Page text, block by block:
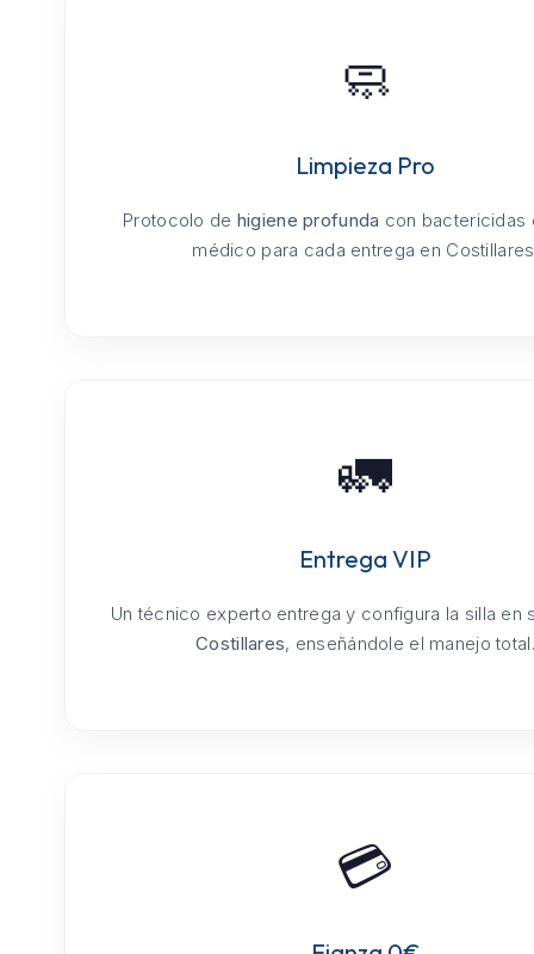
🧼
Limpieza Pro
Protocolo de higiene profunda con bactericidas
médico para cada entrega en
🚛
Entrega VIP
Un técnico experto entrega y configura la silla en
Costillares, enseñándole el manejo total.
💳